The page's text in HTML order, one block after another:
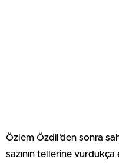
Özlem Özdil’den sonra
sazının tellerine